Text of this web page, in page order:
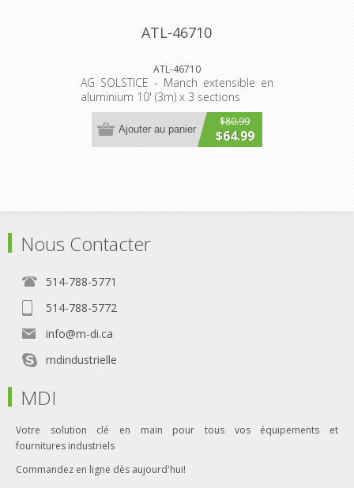
ATL-46710
ATL-46710
AG SOLSTICE - Manch extensible en
aluminium 10' (3m) x 3 sections
$80.99
$64.99
Ajouter au panier
Nous Contacter
514-788-5771
514-788-5772
info@m-di.ca
mdindustrielle
MDI
Votre solution clé en main pour tous vos équipements et
fournitures industriels
Commandez en ligne dès aujourd'hui!